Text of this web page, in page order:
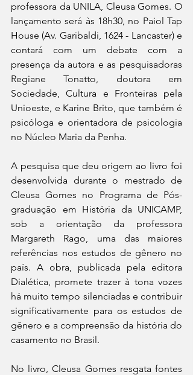
professora da UNILA, Cleusa Gomes. O
lançamento será às 18h30, no Paiol Tap
House (Av. Garibaldi, 1624 - Lancaster) e
contará com um debate com a
presença da autora e as pesquisadoras
Regiane Tonatto, doutora em
Sociedade, Cultura e Fronteiras pela
Unioeste, e Karine Brito, que também é
psicóloga e orientadora de psicologia
no Núcleo Maria da Penha.
A pesquisa que deu origem ao livro foi
desenvolvida durante o mestrado de
Cleusa Gomes no Programa de Pós-
graduação em História da UNICAMP,
sob a orientação da professora
Margareth Rago, uma das maiores
referências nos estudos de gênero no
país. A obra, publicada pela editora
Dialética, promete trazer à tona vozes
há muito tempo silenciadas e contribuir
significativamente para os estudos de
gênero e a compreensão da história do
casamento no Brasil.
No livro, Cleusa Gomes resgata fontes